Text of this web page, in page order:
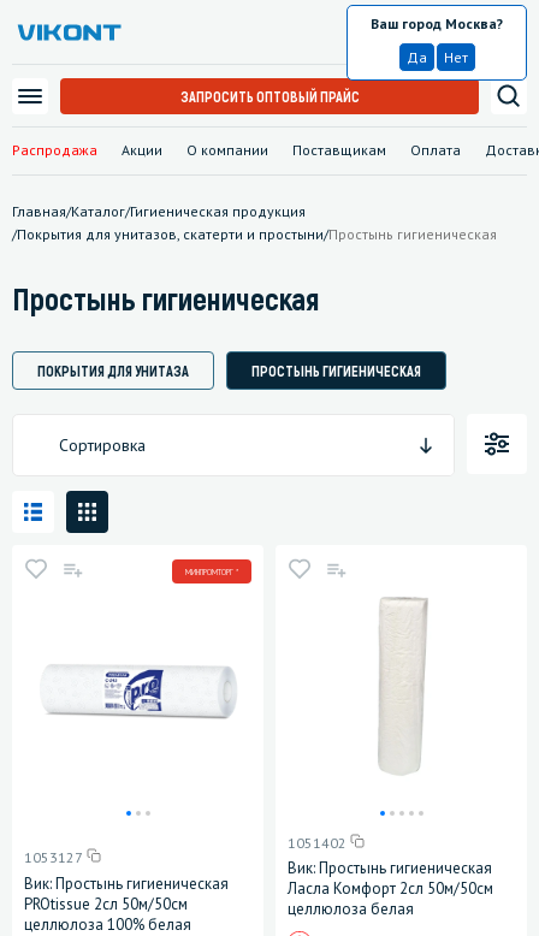
Распродажа Акции О компании Поставщикам Оплата
Москва
Ваш город Москва?
Да
Нет
ЗАПРОСИТЬ ОПТОВЫЙ ПРАЙС
Главная/Каталог/Гигиеническая продукция
/Покрытия для унитазов, скатерти и простыни/Простынь гигиеническая
Простынь гигиеническая
ПОКРЫТИЯ ДЛЯ УНИТАЗА ПРОСТЫНЬ ГИГИЕНИЧЕСКАЯ
Сортировка
МИНПРОМТОРГ *
1053127
Вик: Простынь гигиеническая
PROtissue 2сл 50м/50см
целлюлоза 100% белая
1051402
Вик: Простынь гигиеническая
Ласла Комфорт 2сл 50м/50см
целлюлоза белая